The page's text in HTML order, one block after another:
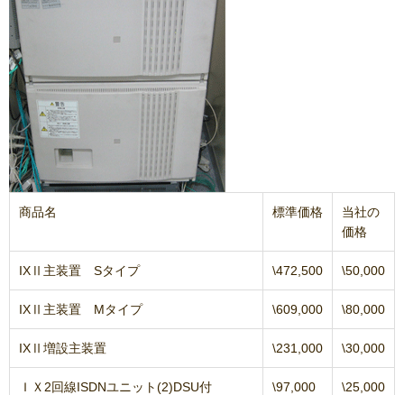
商品名 標準価格
当社の
価格
IXⅡ主装置 Sタイプ \472,500 \50,000
IXⅡ主装置 Mタイプ \609,000 \80,000
IXⅡ増設主装置 \231,000 \30,000
ＩＸ2回線ISDNユニット(2)DSU付 \97,000 \25,000